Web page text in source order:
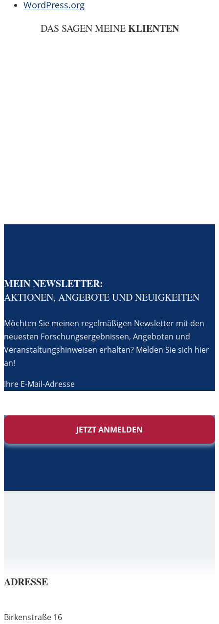
WordPress.org
DAS SAGEN MEINEKLIENTEN
MEIN NEWSLETTER:
AKTIONEN, ANGEBOTE UND NEUIGKEITEN
Möchten Sie meinen regelmäßigen Newsletter mit den
neuesten Forschungsergebnissen, Angeboten und
Veranstaltungshinweisen erhalten? Melden Sie sich hier
an!
Ihre E-Mail-Adresse
JETZT ANMELDEN
ADRESSE
Birkenstraße 16